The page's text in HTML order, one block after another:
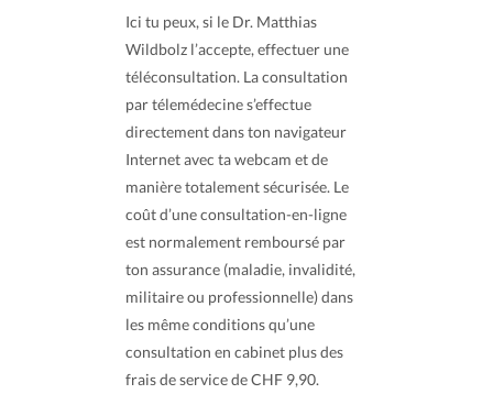
Ici tu peux, si le Dr. Matthias
Wildbolz l’accepte, effectuer une
téléconsultation. La consultation
par télemédecine s’effectue
directement dans ton navigateur
Internet avec ta webcam et de
manière totalement sécurisée. Le
coût d’une consultation-en-ligne
est normalement remboursé par
ton assurance (maladie, invalidité,
militaire ou professionnelle) dans
les même conditions qu’une
consultation en cabinet plus des
frais de service de CHF 9,90.